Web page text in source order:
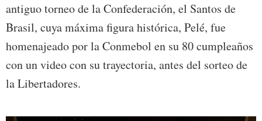
antiguo torneo de la Confederación, el Santos de
Brasil, cuya máxima figura histórica, Pelé, fue
homenajeado por la Conmebol en su 80 cumpleaños
con un video con su trayectoria, antes del sorteo de
la Libertadores.